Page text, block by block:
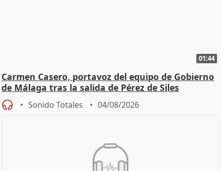
01:44
Carmen Casero, portavoz del equipo de Gobierno
de Málaga tras la salida de Pérez de Siles
Sonido Totales 04/08/2026